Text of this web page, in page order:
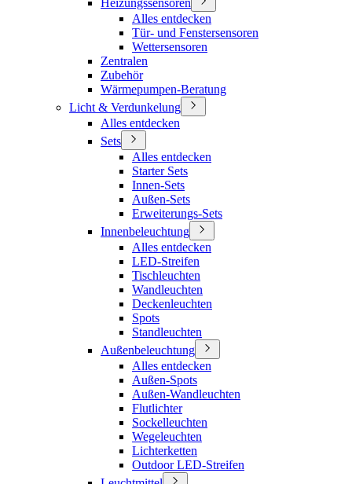
Heizungssensoren
Alles entdecken
Tür- und Fenstersensoren
Wettersensoren
Zentralen
Zubehör
Wärmepumpen-Beratung
Licht & Verdunkelung
Alles entdecken
Sets
Alles entdecken
Starter Sets
Innen-Sets
Außen-Sets
Erweiterungs-Sets
Innenbeleuchtung
Alles entdecken
LED-Streifen
Tischleuchten
Wandleuchten
Deckenleuchten
Spots
Standleuchten
Außenbeleuchtung
Alles entdecken
Außen-Spots
Außen-Wandleuchten
Flutlichter
Sockelleuchten
Wegeleuchten
Lichterketten
Outdoor LED-Streifen